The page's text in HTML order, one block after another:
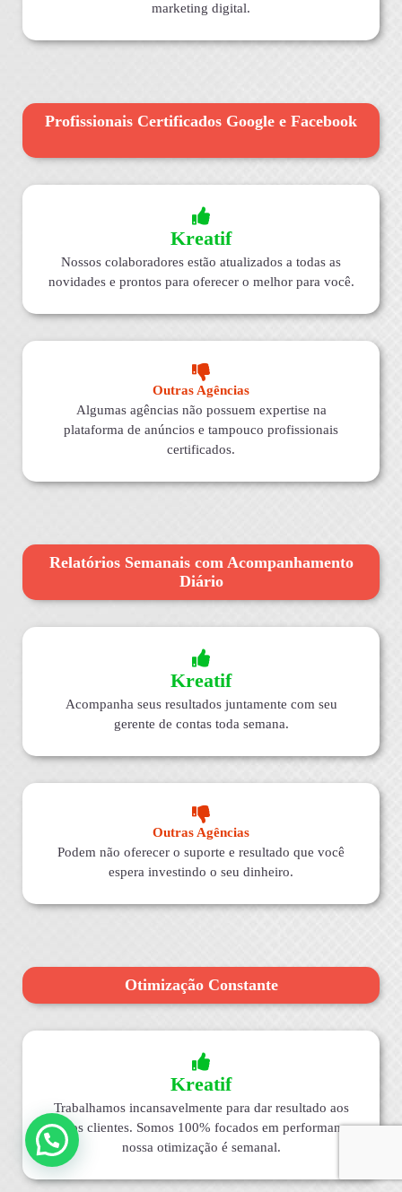
marketing digital.
Profissionais Certificados Google e Facebook
Kreatif
Nossos colaboradores estão atualizados a todas as
novidades e prontos para oferecer o melhor para você.
Outras Agências
Algumas agências não possuem expertise na
plataforma de anúncios e tampouco profissionais
certificados.
Relatórios Semanais com Acompanhamento
Diário
Kreatif
Acompanha seus resultados juntamente com seu
gerente de contas toda semana.
Outras Agências
Podem não oferecer o suporte e resultado que você
espera investindo o seu dinheiro.
Otimização Constante
Kreatif
Trabalhamos incansavelmente para dar resultado aos
nossos clientes. Somos 100% focados em performance,
nossa otimização é semanal.